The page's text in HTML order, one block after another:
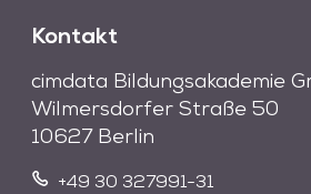
Kontakt
cimdata Bildungsakademie
Wilmersdorfer Straße 50
10627 Berlin
+49 30 327991-31